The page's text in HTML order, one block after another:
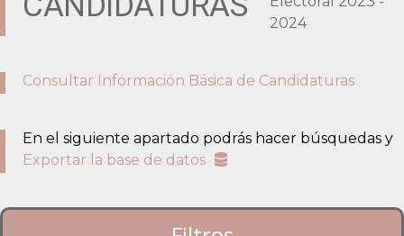
2024
Consultar Información Básica de Candidaturas
En el siguiente apartado podrás hacer búsquedas y
Exportar la base de datos